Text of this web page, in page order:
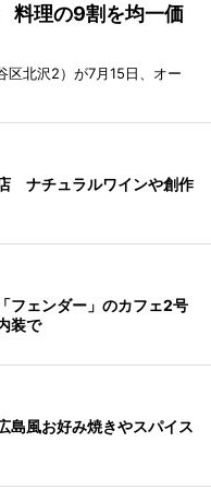
料理の9割を均一価
区北沢2）が7月15日、オー
ナチュラルワインや創作
フェンダー」のカフェ2号
装で
風お好み焼きやスパイス